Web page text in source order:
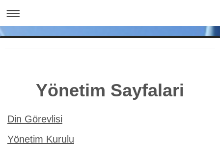
Yönetim Sayfalari
Din Görevlisi
Yönetim Kurulu